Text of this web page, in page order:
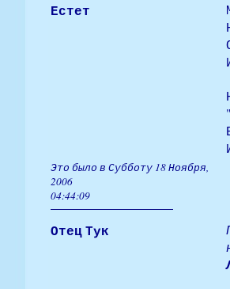
Естет
Это было в Субботу 18 Ноября,
2006
04:44:09
Отец Тук